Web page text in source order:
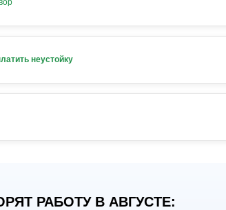
неустойку
РАБОТУ В АВГУСТЕ: